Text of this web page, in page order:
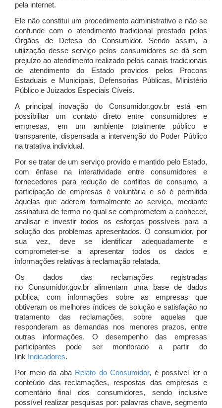
pela internet.
Ele não constitui um procedimento administrativo e não se
confunde com o atendimento tradicional prestado pelos
Órgãos de Defesa do Consumidor. Sendo assim, a
utilização desse serviço pelos consumidores se dá sem
prejuízo ao atendimento realizado pelos canais tradicionais
de atendimento do Estado providos pelos Procons
Estaduais e Municipais, Defensorias Públicas, Ministério
Público e Juizados Especiais Cíveis.
A principal inovação do Consumidor.gov.br está em
possibilitar um contato direto entre consumidores e
empresas, em um ambiente totalmente público e
transparente, dispensada a intervenção do Poder Público
na tratativa individual.
Por se tratar de um serviço provido e mantido pelo Estado,
com ênfase na interatividade entre consumidores e
fornecedores para redução de conflitos de consumo, a
participação de empresas é voluntária e só é permitida
àquelas que aderem formalmente ao serviço, mediante
assinatura de termo no qual se comprometem a conhecer,
analisar e investir todos os esforços possíveis para a
solução dos problemas apresentados. O consumidor, por
sua vez, deve se identificar adequadamente e
comprometer-se a apresentar todos os dados e
informações relativas à reclamação relatada.
Os dados das reclamações registradas
no Consumidor.gov.br alimentam uma base de dados
pública, com informações sobre as empresas que
obtiveram os melhores índices de solução e satisfação no
tratamento das reclamações, sobre aquelas que
responderam as demandas nos menores prazos, entre
outras informações. O desempenho das empresas
participantes pode ser monitorado a partir do
link Indicadores.
Por meio da aba Relato do Consumidor, é possível ler o
conteúdo das reclamações, respostas das empresas e
comentário final dos consumidores, sendo inclusive
possível realizar pesquisas por: palavras chave, segmento